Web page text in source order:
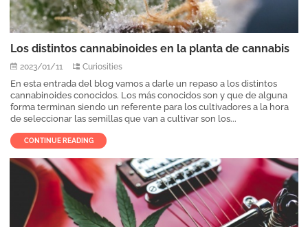
Los distintos cannabinoides en la planta de cannabis
2023/01/11 Curiosities
En esta entrada del blog vamos a darle un repaso a los distintos
cannabinoides conocidos. Los más conocidos son y que de alguna
forma terminan siendo un referente para los cultivadores a la hora
de seleccionar las semillas que van a cultivar son los...
CONTINUE READING